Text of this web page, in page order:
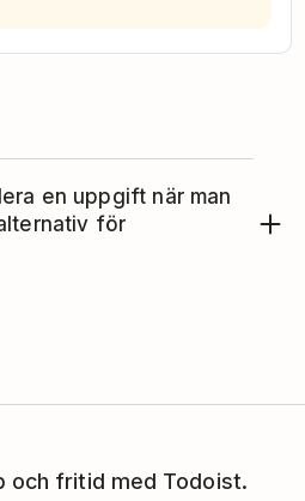
en uppgift när man
för
och fritid med Todoist.